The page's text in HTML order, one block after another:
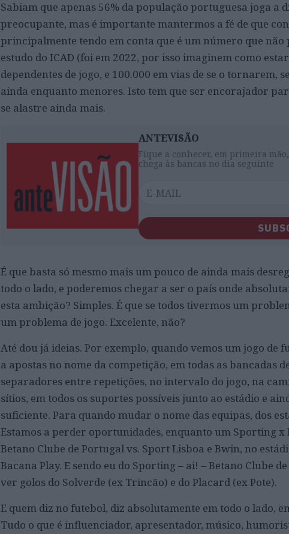
Sabiam que apenas 56% da população portuguesa joga a
preocupante, mas é importante mantermos a fé de que
principalmente tendo em conta que é um número que
estudo do ICAD (foi em 2022, por isso imaginem como
dependentes de jogo, e 100.000 em vias de se o tornarem,
ainda enquanto menores. Isto tem que ser encorajador
se alastre ainda mais.
ANTEVISÃO
Fique a conhecer, em primeira
chega às bancas no dia seguinte
É que basta só mesmo mais um pouco de ainda mais
todo o lado, e poderemos chegar a ser o país onde
esta ambição? Simples. É que se todos tivermos um
um problema de jogo. Excelente, não?
Até dou já ideias. Por exemplo, quando vemos um jogo de
a apostas no nome da competição, em todas as bancadas
separadores entre repetições, no intervalo do jogo, na
sítios, em todos os suportes possíveis junto ao estádio e
suficiente. Para quando mudar o nome das equipas, dos
Estamos a perder oportunidades, enquanto um Sporting
Betano Clube de Portugal vs. Sport Lisboa e Bwin, no
Bacana Play. E sendo eu do Sporting – ai! – Betano Clube
ver golos do Solverde (ex Trincão) e do Placard (ex Pote).
E quem diz no futebol, diz absolutamente em todo o lado,
Tudo o que é influenciador, apresentador, músico,